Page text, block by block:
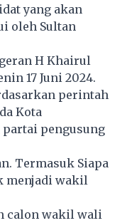
yang akan
oleh Sultan
H Khairul
17 Juni 2024.
perintah
Kota
pengusung
Termasuk Siapa
menjadi wakil
calon wakil wali